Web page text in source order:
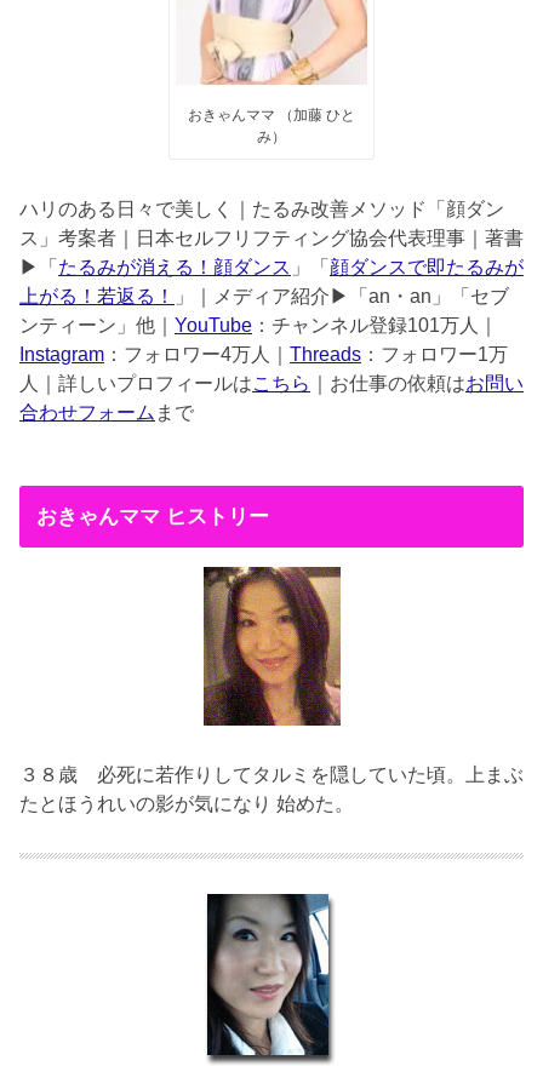
おきゃんママ （加藤 ひと
み）
ハリのある日々で美しく｜たるみ改善メソッド「顔ダン
ス」考案者｜日本セルフリフティング協会代表理事｜著書
▶︎「 たるみが消える！顔ダンス 」「 顔ダンスで即たるみが
上がる！若返る！
」｜メディア紹介▶︎「an・an」「セブ
ンティーン」他｜ YouTube ：チャンネル登録101万人｜
Instagram ：フォロワー4万人｜ Threads ：フォロワー1万
人｜詳しいプロフィールはこちら ｜お仕事の依頼はお問い
合わせフォーム まで
おきゃんママ ヒストリー
３８歳 必死に若作りしてタルミを隠していた頃。上まぶ
たとほうれいの影が気になり 始めた。